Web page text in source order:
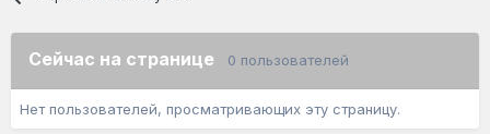
Сейчас на странице 0 пользователей
Нет пользователей, просматривающих эту страницу.